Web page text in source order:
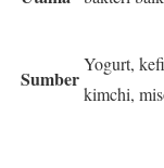
Sumber
Yogurt,
kimchi,